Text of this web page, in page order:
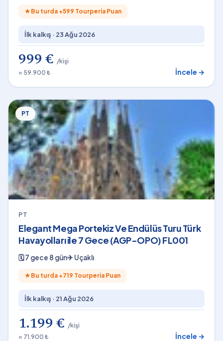
★ Bu turda +599 Tourperia Puan
İlk kalkış · 23 Ağu 2026
999 € /kişi
≈ 59.900 ₺
İncele →
PT
PT
Elegant Mega Portekiz Ve Endülüs Turu Türk
Havayolları ile 7 Gece (AGP-OPO) FL001
🗓7 gece 8 gün✈Uçaklı
★ Bu turda +719 Tourperia Puan
İlk kalkış · 21 Ağu 2026
1.199 € /kişi
≈ 71.900 ₺
İncele →